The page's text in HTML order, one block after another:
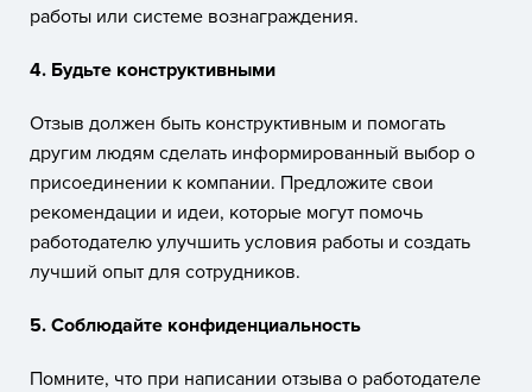
работы или системе вознаграждения.
4. Будьте конструктивными
Отзыв должен быть конструктивным и помогать
другим людям сделать информированный выбор о
присоединении к компании. Предложите свои
рекомендации и идеи, которые могут помочь
работодателю улучшить условия работы и создать
лучший опыт для сотрудников.
5. Соблюдайте конфиденциальность
Помните, что при написании отзыва о работодателе